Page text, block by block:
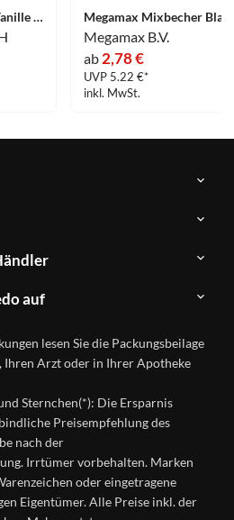
For You Eiweiß Power Vanille Pulver 750 g
Megamax B.V.
ab 2,78 €
UVP 5.22 €*
inkl. MwSt.
auf
lesen Sie die Packungsbeilage
Ihren Arzt oder in Ihrer Apotheke
Sternchen(*): Die Ersparnis
Preisempfehlung des
nach der
Irrtümer vorbehalten. Marken
oder eingetragene
Eigentümer. Alle Preise inkl. der